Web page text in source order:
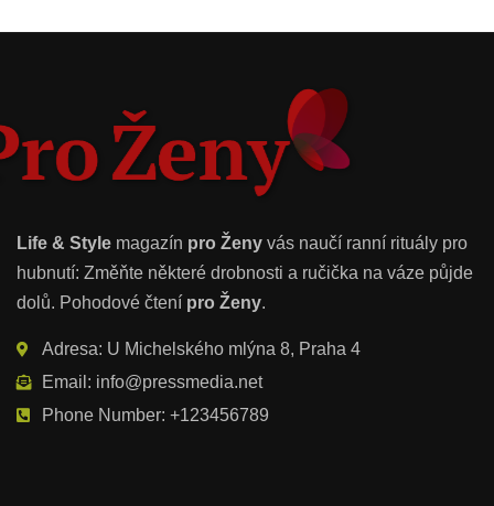
Life & Style magazín pro Ženy vás naučí ranní rituály pro
hubnutí: Změňte některé drobnosti a ručička na váze půjde
dolů. Pohodové čtení pro Ženy.
Adresa: U Michelského mlýna 8, Praha 4
Email: info@pressmedia.net
Phone Number: +123456789